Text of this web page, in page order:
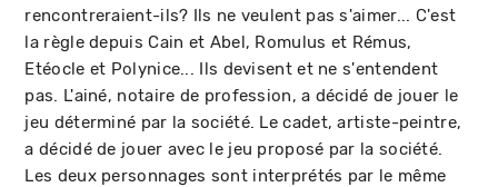
rencontreraient-ils? Ils ne veulent pas s'aimer... C'est
la règle depuis Cain et Abel, Romulus et Rémus,
Etéocle et Polynice... Ils devisent et ne s'entendent
pas. L'ainé, notaire de profession, a décidé de jouer le
jeu déterminé par la société. Le cadet, artiste-peintre,
a décidé de jouer avec le jeu proposé par la société.
Les deux personnages sont interprétés par le même